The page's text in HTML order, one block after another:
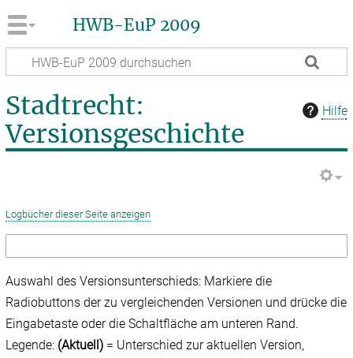
HWB-EuP 2009
Hilfe
Stadtrecht:
Versionsgeschichte
Logbücher dieser Seite anzeigen
Auswahl des Versionsunterschieds: Markiere die
Radiobuttons der zu vergleichenden Versionen und drücke die
Eingabetaste oder die Schaltfläche am unteren Rand.
Legende: (Aktuell) = Unterschied zur aktuellen Version,